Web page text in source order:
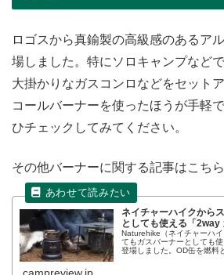
ロゴスから真鍮製の高級感のあるア
場しました。特にソロキャンプなど
大掛かりなガスコンロなどをセット
コールバーナーを使ったほうが手軽
ひチェックしてみてください。
その他バーナーに関する記事はこちら
ネイチャーハイクから
としても使える「2way
Naturehike（ネイチャーハイ
てもガスバーナーとしても
登場しました。OD缶を燃料